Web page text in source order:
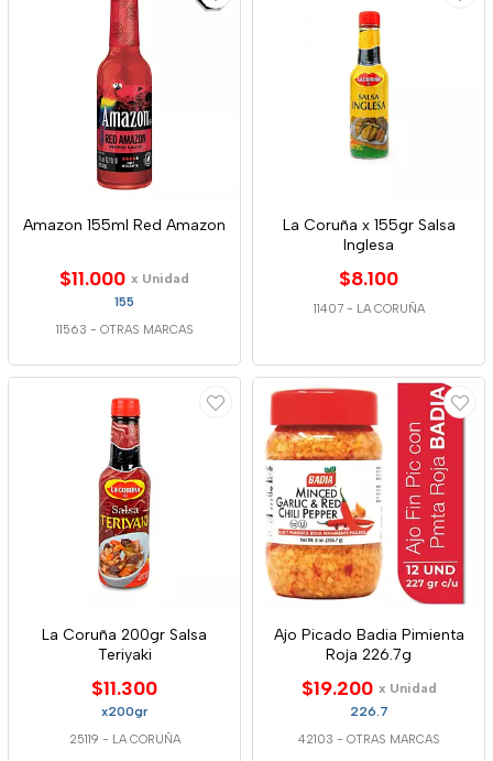
Amazon 155ml Red Amazon
$11.000 x Unidad
155
11563 - OTRAS MARCAS
La Coruña x 155gr Salsa
Inglesa
$8.100
11407 - LA CORUÑA
La Coruña 200gr Salsa
Teriyaki
$11.300
x200gr
25119 - LA CORUÑA
Ajo Picado Badia Pimienta
Roja 226.7g
$19.200 x Unidad
226.7
42103 - OTRAS MARCAS